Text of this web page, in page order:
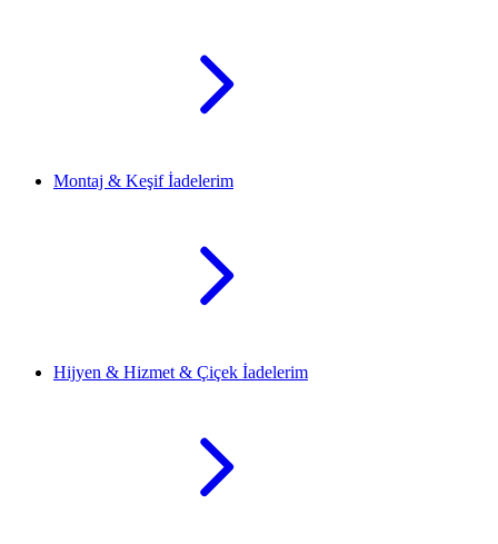
Montaj & Keşif İadelerim
Hijyen & Hizmet & Çiçek İadelerim